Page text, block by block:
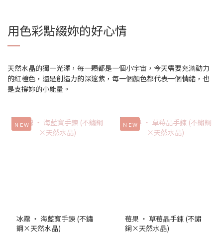
用色彩點綴妳的好心情
天然水晶的獨一光澤，每一顆都是一個小宇宙，今天需要充滿動力
的紅橙色，還是創造力的深邃紫，每一個顏色都代表一個情緒，也
是支撐妳的小能量。
ＮＥＷ
冰霧 ‧ 海藍寶手鍊 (不鏽
鋼×天然水晶)
ＮＥＷ
莓果 ‧ 草莓晶手鍊 (不鏽
鋼×天然水晶)